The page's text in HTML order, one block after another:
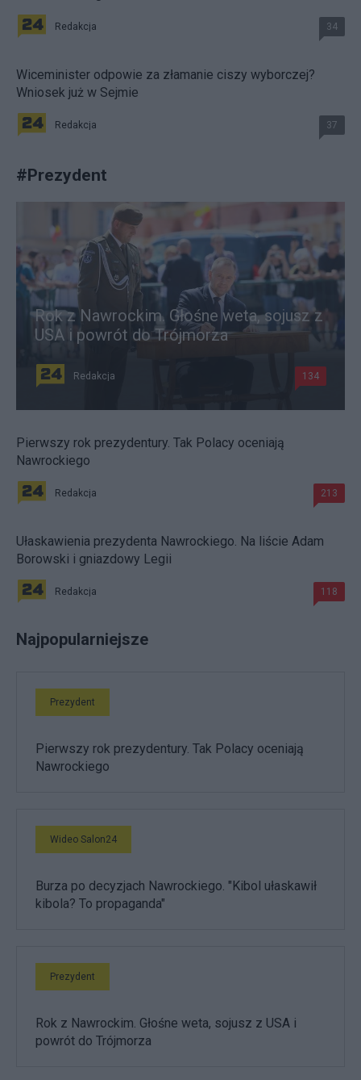
Redakcja 34
Wiceminister odpowie za złamanie ciszy wyborczej?
Wniosek już w Sejmie
Redakcja 37
#Prezydent
Rok z Nawrockim. Głośne weta, sojusz z
USA i powrót do Trójmorza
Redakcja 134
Pierwszy rok prezydentury. Tak Polacy oceniają
Nawrockiego
Redakcja 213
Ułaskawienia prezydenta Nawrockiego. Na liście Adam
Borowski i gniazdowy Legii
Redakcja 118
Najpopularniejsze
Prezydent
Pierwszy rok prezydentury. Tak Polacy oceniają
Nawrockiego
Wideo Salon24
Burza po decyzjach Nawrockiego. "Kibol ułaskawił
kibola? To propaganda"
Prezydent
Rok z Nawrockim. Głośne weta, sojusz z USA i
powrót do Trójmorza